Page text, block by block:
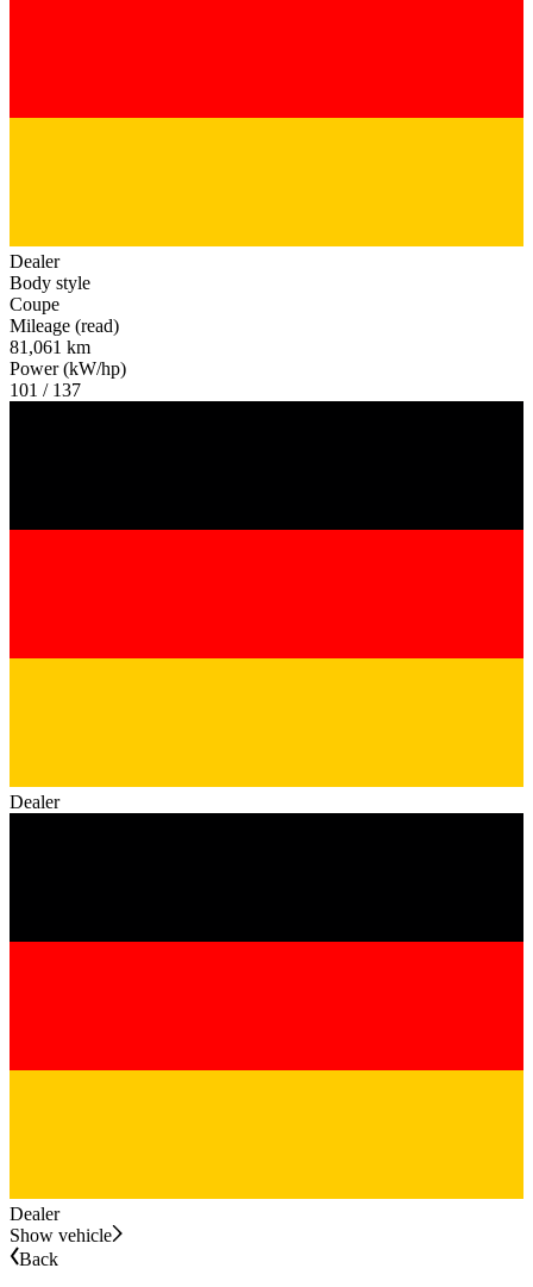
Dealer
Body style
Coupe
Mileage (read)
81,061 km
Power (kW/hp)
101 / 137
Dealer
Dealer
Show vehicle
Back